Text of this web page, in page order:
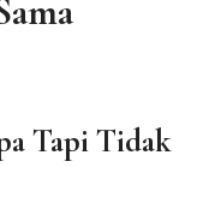
Tapi Tidak